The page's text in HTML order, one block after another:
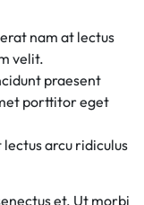
nam at lectus
velit.
praesent
porttitor eget
arcu ridiculus
et. Ut morbi